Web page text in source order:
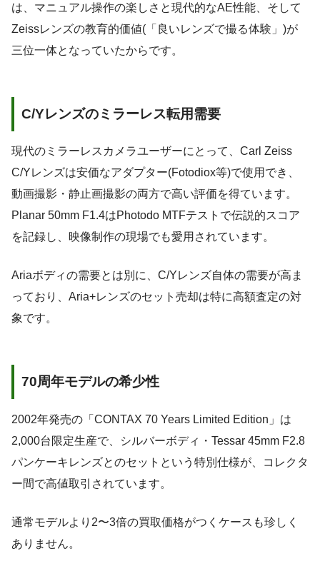
は、マニュアル操作の楽しさと現代的なAE性能、そして
Zeissレンズの教育的価値(「良いレンズで撮る体験」)が
三位一体となっていたからです。
C/Yレンズのミラーレス転用需要
現代のミラーレスカメラユーザーにとって、Carl Zeiss
C/Yレンズは安価なアダプター(Fotodiox等)で使用でき、
動画撮影・静止画撮影の両方で高い評価を得ています。
Planar 50mm F1.4はPhotodo MTFテストで伝説的スコア
を記録し、映像制作の現場でも愛用されています。
Ariaボディの需要とは別に、C/Yレンズ自体の需要が高ま
っており、Aria+レンズのセット売却は特に高額査定の対
象です。
70周年モデルの希少性
2002年発売の「CONTAX 70 Years Limited Edition」は
2,000台限定生産で、シルバーボディ・Tessar 45mm F2.8
パンケーキレンズとのセットという特別仕様が、コレクタ
ー間で高値取引されています。
通常モデルより2〜3倍の買取価格がつくケースも珍しく
ありません。